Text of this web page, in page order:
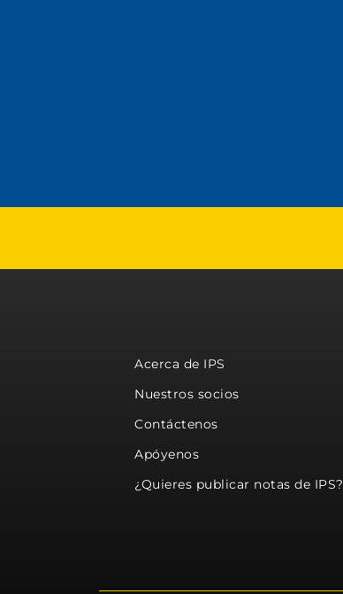
Acerca de IPS
Nuestros socios
Contáctenos
Apóyenos
¿Quieres publicar notas de IPS?